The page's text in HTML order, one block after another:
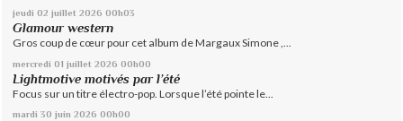
jeudi 02 juillet 2026 00h03
Glamour western
Gros coup de cœur pour cet album de Margaux Simone ,...
mercredi 01 juillet 2026 00h00
Lightmotive motivés par l’été
Focus sur un titre électro-pop. Lorsque l’été pointe le...
mardi 30 juin 2026 00h00